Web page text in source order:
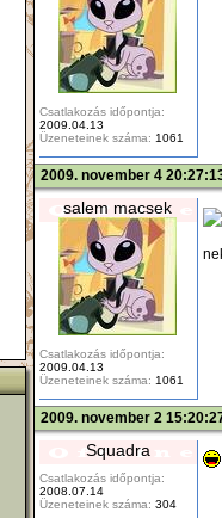
Csatlakozás időpontja:
2009.04.13
Üzeneteinek száma: 1061
2009. november 4
salem macsek
Csatlakozás időpontja:
2009.04.13
Üzeneteinek száma: 1061
2009. november 2
Squadra
Csatlakozás időpontja:
2008.07.14
Üzeneteinek száma: 304